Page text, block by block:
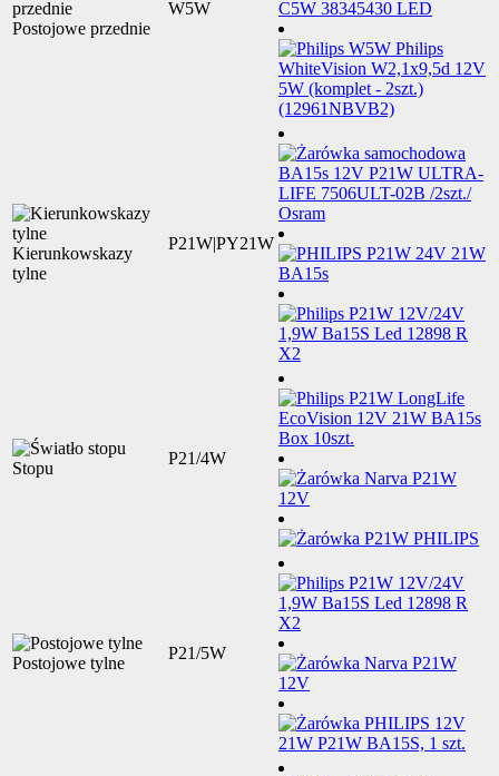
Postojowe przednie
W5W
Kierunkowskazy
tylne
P21W|PY21W
Stopu
P21/4W
Postojowe tylne
P21/5W